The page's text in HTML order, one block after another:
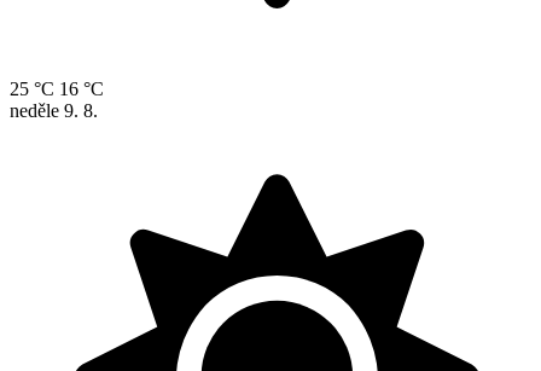
25 °C 16 °C
neděle 9. 8.